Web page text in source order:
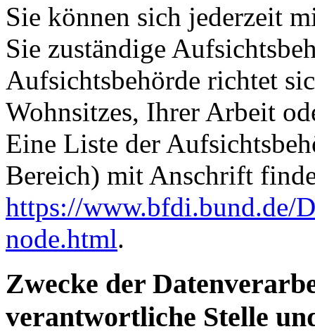
Sie können sich jederzeit
Sie zuständige
Aufsichtsbehörde richtet
Wohnsitzes, Ihrer Arbeit
Eine Liste der
Bereich) mit Anschrift
https://www.bfdi.bund.de/
node.html.
Zwecke der
verantwortliche Stelle